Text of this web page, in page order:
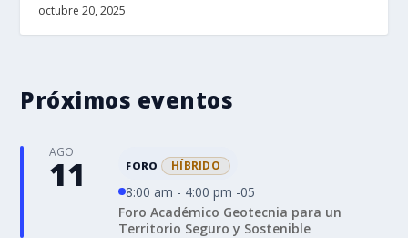
octubre 20, 2025
Próximos eventos
AGO
11 FORO HÍBRIDO
8:00 am - 4:00 pm -05
Foro Académico Geotecnia para un
Territorio Seguro y Sostenible